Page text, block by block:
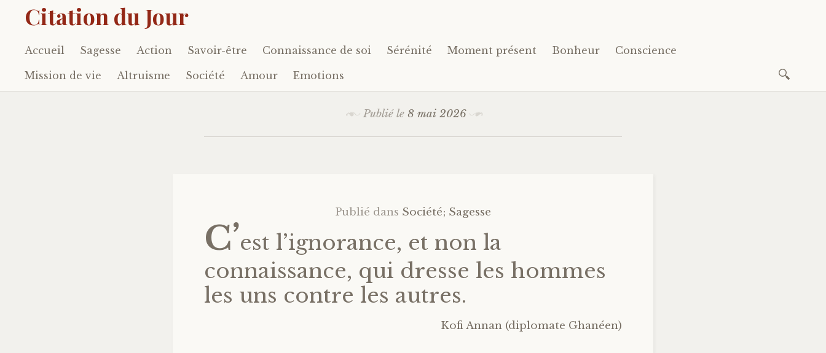
Citation du Jour
Accéder
au
Accueil Sagesse Action Savoir-être Connaissance de soi Sérénité Moment présent Bonheur Conscience
Mission de vie Altruisme Société Amour Emotions
Publié le8 mai 2026
Publié dans Société; Sagesse
C’est l’ignorance, et non la
connaissance, qui dresse les hommes
les uns contre les autres.
Kofi Annan (diplomate Ghanéen)